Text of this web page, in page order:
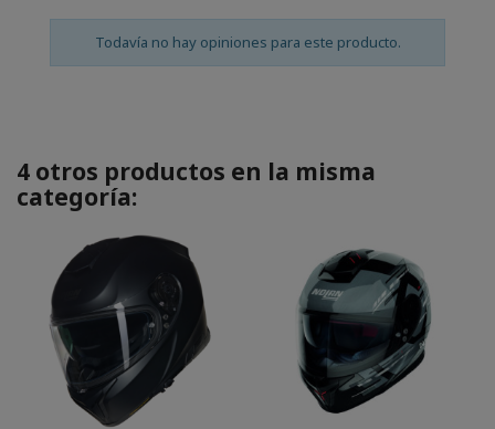
Todavía no hay opiniones para este producto.
4 otros productos en la misma
categoría: